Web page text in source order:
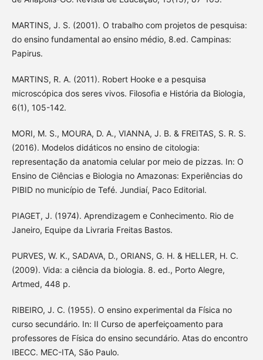
MARTINS, J. S. (2001). O trabalho com projetos de pesquisa:
do ensino fundamental ao ensino médio, 8.ed. Campinas:
Papirus.
MARTINS, R. A. (2011). Robert Hooke e a pesquisa
microscópica dos seres vivos. Filosofia e História da Biologia,
6(1), 105-142.
MORI, M. S., MOURA, D. A., VIANNA, J. B. & FREITAS, S. R. S.
(2016). Modelos didáticos no ensino de citologia:
representação da anatomia celular por meio de pizzas. In: O
Ensino de Ciências e Biologia no Amazonas: Experiências do
PIBID no município de Tefé. Jundiaí, Paco Editorial.
PIAGET, J. (1974). Aprendizagem e Conhecimento. Rio de
Janeiro, Equipe da Livraria Freitas Bastos.
PURVES, W. K., SADAVA, D., ORIANS, G. H. & HELLER, H. C.
(2009). Vida: a ciência da biologia. 8. ed., Porto Alegre,
Artmed, 448 p.
RIBEIRO, J. C. (1955). O ensino experimental da Física no
curso secundário. In: II Curso de aperfeiçoamento para
professores de Física do ensino secundário. Atas do encontro
IBECC. MEC-ITA, São Paulo.